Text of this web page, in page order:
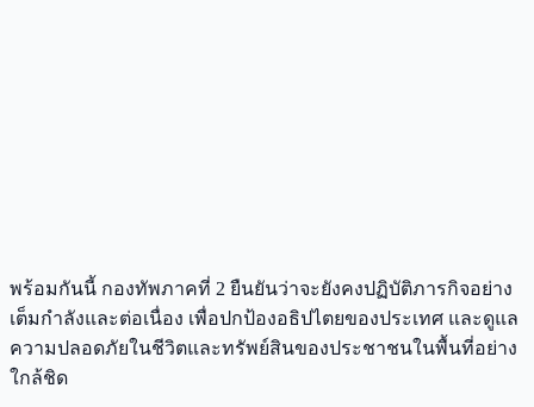
พร้อมกันนี้ กองทัพภาคที่ 2 ยืนยันว่าจะยังคงปฏิบัติภารกิจอย่าง
เต็มกำลังและต่อเนื่อง เพื่อปกป้องอธิปไตยของประเทศ และดูแล
ความปลอดภัยในชีวิตและทรัพย์สินของประชาชนในพื้นที่อย่าง
ใกล้ชิด